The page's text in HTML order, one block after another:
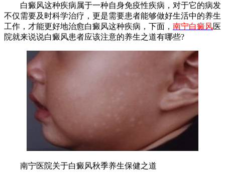
白癜风这种疾病属于一种自身免疫性疾病，对于它的病发
不仅需要及时科学治疗，更是需要患者能够做好生活中的养生
工作，才能更好地治愈白癜风这种疾病，下面， 南宁白癜风医
院就来说说白癜风患者应该注意的养生之道有哪些?
南宁医院关于白癜风秋季养生保健之道